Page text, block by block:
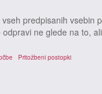
predpisanih vsebin
ne glede na to,
Pritožbeni postopki